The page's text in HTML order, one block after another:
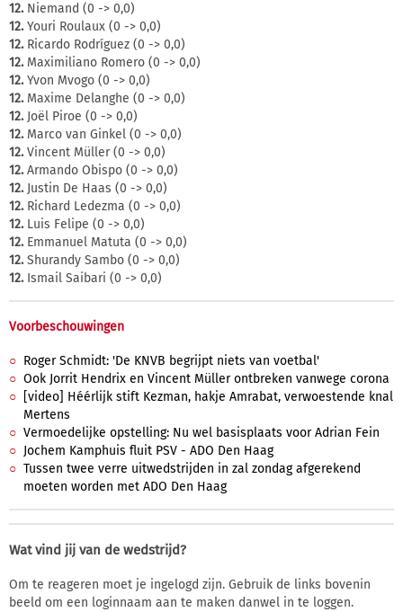
12.Niemand (0 -> 0,0)
12.Youri Roulaux (0 -> 0,0)
12.Ricardo Rodríguez (0 -> 0,0)
12.Maximiliano Romero (0 -> 0,0)
12.Yvon Mvogo (0 -> 0,0)
12.Maxime Delanghe (0 -> 0,0)
12.Joël Piroe (0 -> 0,0)
12.Marco van Ginkel (0 -> 0,0)
12.Vincent Müller (0 -> 0,0)
12.Armando Obispo (0 -> 0,0)
12.Justin De Haas (0 -> 0,0)
12.Richard Ledezma (0 -> 0,0)
12.Luis Felipe (0 -> 0,0)
12.Emmanuel Matuta (0 -> 0,0)
12.Shurandy Sambo (0 -> 0,0)
12.Ismail Saibari (0 -> 0,0)
Voorbeschouwingen
Roger Schmidt: 'De KNVB begrijpt niets van voetbal'
Ook Jorrit Hendrix en Vincent Müller ontbreken vanwege corona
[video] Héérlijk stift Kezman, hakje Amrabat, verwoestende knal
Mertens
Vermoedelijke opstelling: Nu wel basisplaats voor Adrian Fein
Jochem Kamphuis fluit PSV - ADO Den Haag
Tussen twee verre uitwedstrijden in zal zondag afgerekend
moeten worden met ADO Den Haag
Wat vind jij van de wedstrijd?
Om te reageren moet je ingelogd zijn. Gebruik de links bovenin
beeld om een loginnaam aan te maken danwel in te loggen.